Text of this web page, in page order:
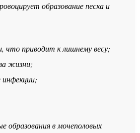
образование песка и
что приводит к лишнему весу;
жизни;
инфекции;
образования в мочеполовых